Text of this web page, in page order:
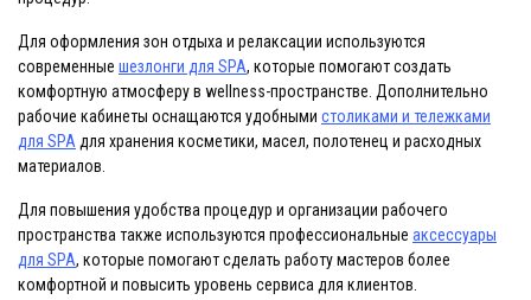
Для оформления зон отдыха и релаксации используются
современные шезлонги для SPA, которые помогают создать
комфортную атмосферу в wellness-пространстве. Дополнительно
рабочие кабинеты оснащаются удобными столиками и тележками
для SPAдля хранения косметики, масел, полотенец и расходных
материалов.
Для повышения удобства процедур и организации рабочего
пространства также используются профессиональные аксессуары
для SPA, которые помогают сделать работу мастеров более
комфортной и повысить уровень сервиса для клиентов.